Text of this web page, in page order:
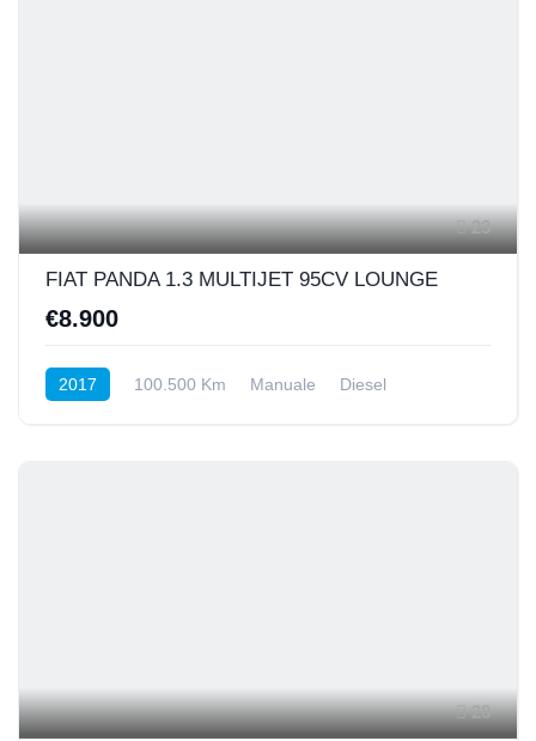
23
FIAT PANDA 1.3 MULTIJET 95CV LOUNGE
€8.900
2017 100.500 Km Manuale
Diesel
28